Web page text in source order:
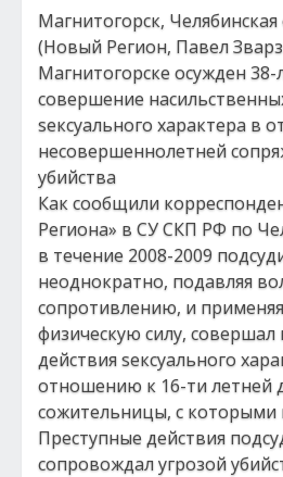
Магнитогорск,
(Новый Регион, Павел
Магнитогорске осужден
совершение
sексуального характера в
несовершеннолетней
убийства
Как сообщили
Региона» в СУ СКП РФ по
в течение 2008-2009
неоднократно, подавляя
сопротивлению, и
физическую силу, совершал
действия sексуального
отношению к 16-ти летней
сожительницы, с которыми
Преступные действия
сопровождал угрозой